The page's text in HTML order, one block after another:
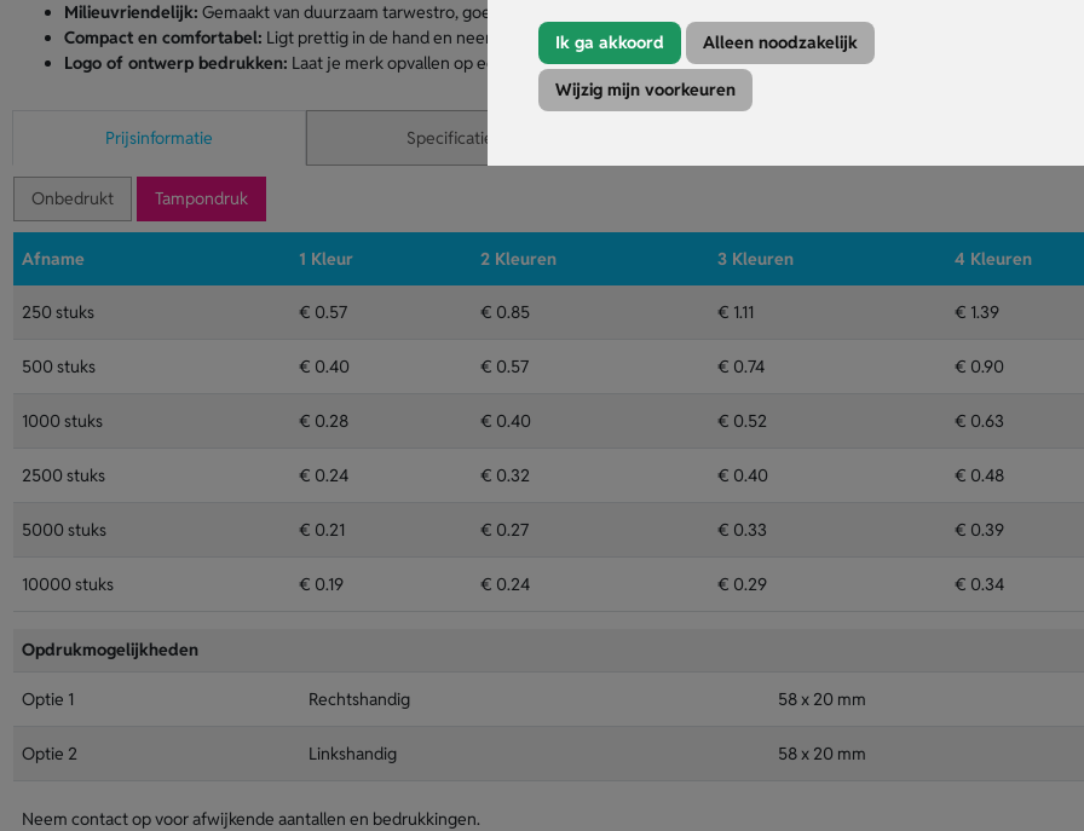
Ik ga akkoord Alleen noodzakelijk
Wijzig mijn voorkeuren
Milieuvriendelijk: Gemaakt van duurzaam tarwestro, goed voor het milieu.
Compact en comfortabel: Ligt prettig in de hand en neemt weinig ruimte in.
Logo of ontwerp bedrukken: Laat je merk opvallen op een ecologische manier.
Prijsinformatie Specificaties
Onbedrukt Tampondruk
Afname 1 Kleur 2 Kleuren 3 Kleuren 4 Kleuren
250 stuks € 0.57 € 0.85 € 1.11 € 1.39
500 stuks € 0.40 € 0.57 € 0.74 € 0.90
1000 stuks € 0.28 € 0.40 € 0.52 € 0.63
2500 stuks € 0.24 € 0.32 € 0.40 € 0.48
5000 stuks € 0.21 € 0.27 € 0.33 € 0.39
10000 stuks € 0.19 € 0.24 € 0.29 € 0.34
Opdrukmogelijkheden
Optie 1 Rechtshandig 58 x 20 mm
Optie 2 Linkshandig 58 x 20 mm
Neem contact op voor afwijkende aantallen en bedrukkingen.